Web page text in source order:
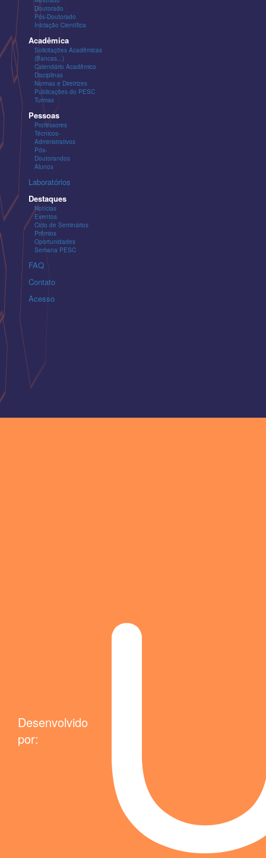
Doutorado
Pós-Doutorado
Iniciação Científica
Acadêmica
Solicitações Acadêmicas
(Bancas...)
Calendário Acadêmico
Disciplinas
Normas e Diretrizes
Publicações do PESC
Turmas
Pessoas
Professores
Técnicos-
Administrativos
Pós-
Doutorandos
Alunos
Laboratórios
Destaques
Notícias
Eventos
Ciclo de Seminários
Prêmios
Oportunidades
Semana PESC
FAQ
Contato
Acesso
Desenvolvido
por: